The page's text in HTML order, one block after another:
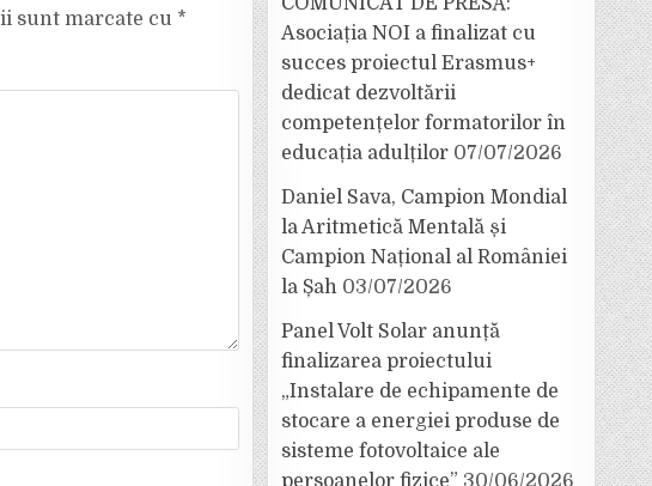
sunt marcate cu *
Asociația NOI a finalizat cu
succes proiectul Erasmus+
dedicat dezvoltării
competențelor formatorilor în
educația adulților 07/07/2026
Daniel Sava, Campion Mondial
la Aritmetică Mentală și
Campion Național al României
la Șah 03/07/2026
Panel Volt Solar anunță
finalizarea proiectului
„Instalare de echipamente de
stocare a energiei produse de
sisteme fotovoltaice ale
persoanelor fizice” 30/06/2026